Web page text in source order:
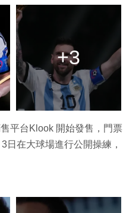
+3
平台Klook 開始發售，門票
在大球場進行公開操練，